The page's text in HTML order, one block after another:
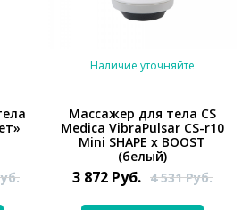
*}
Наличие уточняйте
Массажер для тела CS
Medica VibraPulsar CS-r10
Mini SHAPE x BOOST
(белый)
3 872 Руб. 4 531Руб.